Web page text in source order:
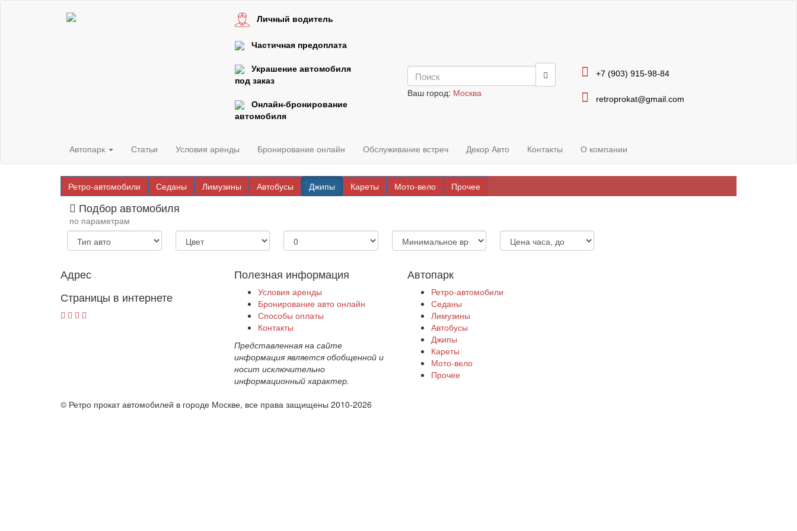
Личный водитель
Частичная предоплата
Украшение автомобиля
под заказ
Онлайн-бронирование
автомобиля
Ваш город: Москва
+7 (903) 915-98-84
retroprokat@gmail.com
Автопарк Статьи Условия аренды Бронирование онлайн Обслуживание встреч Декор Авто Контакты О компании
Ретро-автомобили Седаны Лимузины Автобусы Джипы Кареты Мото-вело Прочее
Подбор автомобиля
по параметрам
Адрес
Страницы в интернете
Полезная информация
Условия аренды
Бронирование авто онлайн
Способы оплаты
Контакты
Представленная на сайте
информация является обобщенной и
носит исключительно
информационный характер.
Автопарк
Ретро-автомобили
Седаны
Лимузины
Автобусы
Джипы
Кареты
Мото-вело
Прочее
© Ретро прокат автомобилей в городе Москве, все права защищены 2010-2026